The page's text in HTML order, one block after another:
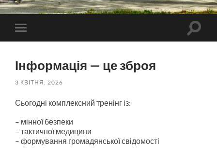
Перемкнути
мобільне
Інформація — це зброя
3 КВІТНЯ, 2026
Сьогодні комплексний тренінг із:
– мінної безпеки
–тактичної медицини
–формування громадянської свідомості